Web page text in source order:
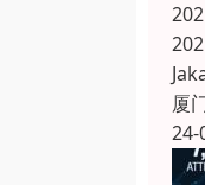
厦
24-